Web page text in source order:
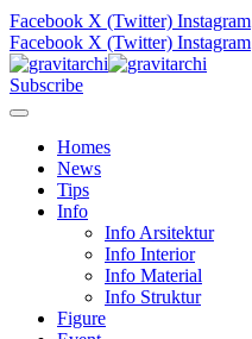
Facebook X (Twitter) Instagram
Facebook X (Twitter) Instagram
Subscribe
Homes
News
Tips
Info
Info Arsitektur
Info Interior
Info Material
Info Struktur
Figure